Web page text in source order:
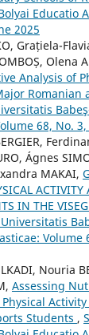
Educatio
2025
Grațiela-
Olena
Analysis of
Romanian
68, No.
Ágnes
MAKAI,
IN THE
Volume
Nouria
Assessing
Students ,